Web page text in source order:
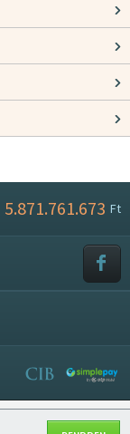
5.871.761.673 Ft